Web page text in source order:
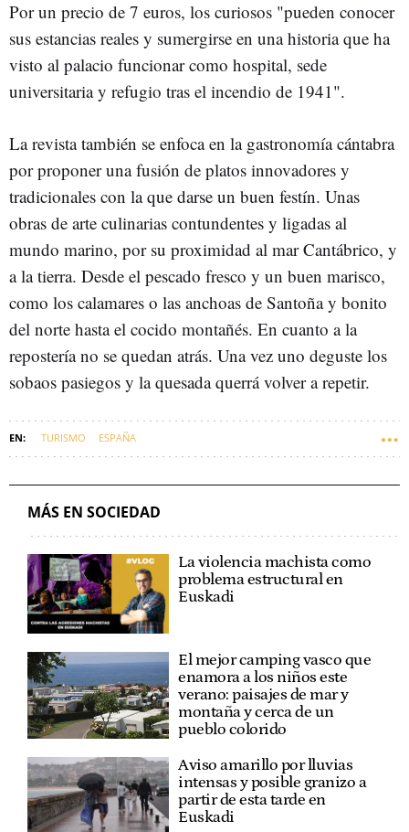
Por un precio de 7 euros, los curiosos "pueden conocer
sus estancias reales y sumergirse en una historia que ha
visto al palacio funcionar como hospital, sede
universitaria y refugio tras el incendio de 1941".
La revista también se enfoca en la gastronomía cántabra
por proponer una fusión de platos innovadores y
tradicionales con la que darse un buen festín. Unas
obras de arte culinarias contundentes y ligadas al
mundo marino, por su proximidad al mar Cantábrico, y
a la tierra. Desde el pescado fresco y un buen marisco,
como los calamares o las anchoas de Santoña y bonito
del norte hasta el cocido montañés. En cuanto a la
repostería no se quedan atrás. Una vez uno deguste los
sobaos pasiegos y la quesada querrá volver a repetir.
TURISMO ESPAÑA
MÁS EN SOCIEDAD
La violencia machista como
problema estructural en
Euskadi
El mejor camping vasco que
enamora a los niños este
verano: paisajes de mar y
montaña y cerca de un
pueblo colorido
Aviso amarillo por lluvias
intensas y posible granizo a
partir de esta tarde en
Euskadi